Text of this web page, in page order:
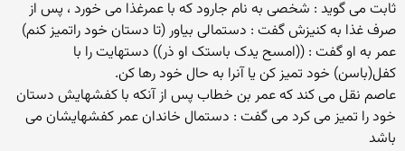
ثابت می گوید : شخصی به نام جارود که با عمرغذا می خورد ، پس از
صرف غذا به کنیزش گفت : دستمالی بیاور (تا دستان خود راتمیز کنم)
عمر به او گفت : ((امسح یدک باستک او ذر)) دستهایت را با
کفل(باسن) خود تمیز کن یا آنرا به حال خود رها کن.
عاصم نقل می کند که عمر بن خطاب پس از آنکه با کفشهایش دستان
خود را تمیز می کرد می گفت : دستمال خاندان عمر کفشهایشان می
باشد